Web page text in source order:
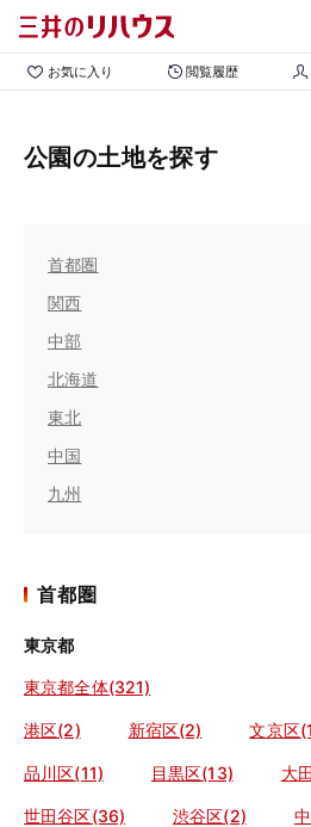
お気に入り 閲覧履歴
公園の土地を探す
首都圏
関西
中部
北海道
東北
中国
九州
首都圏
東京都
東京都全体(321)
港区(2) 新宿区(2) 文京区
品川区(11) 目黒区(13) 大
世田谷区(36) 渋谷区(2)